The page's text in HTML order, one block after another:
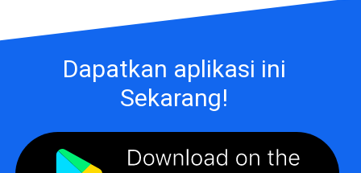
Dapatkan aplikasi ini
Sekarang!